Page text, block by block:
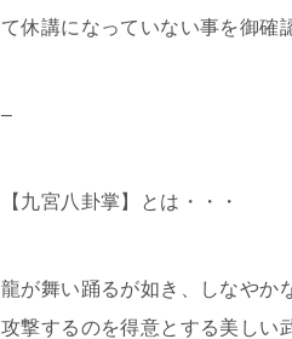
て休講になっていない事を御確
–
【九宮八卦掌】とは・・・
龍が舞い踊るが如き、しなやか
攻撃するのを得意とする美しい